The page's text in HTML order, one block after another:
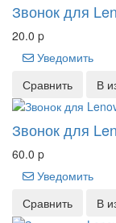
Звонок для
20.0 p
Уведомить
Сравнить
В
Звонок для
60.0 p
Уведомить
Сравнить
В